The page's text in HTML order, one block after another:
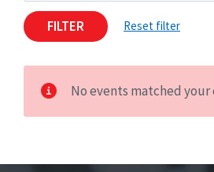
FILTER Reset filter
No events matched